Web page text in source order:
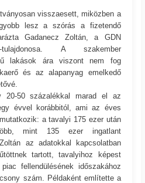
visszaesett, miközben a
lesz a szórás a fizetendő
Gadanecz Zoltán, a GDN
tulajdonosa. A szakember
lakások ára viszont nem fog
és az alapanyag emelkedő
20-50 százalékkal marad el az
évvel korábbitól, ami az éves
a tavalyi 175 ezer után
mint 135 ezer ingatlant
az adatokkal kapcsolatban
tartott, tavalyihoz képest
fellendülésének időszakához
szám. Példaként említette a